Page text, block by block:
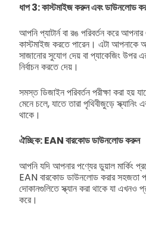
ধাপ 3: কাস্টমাইজ করুন এবং ডাউনলোড
আপনি প্যাটার্ন বা রঙ পরিবর্তন করে
কাস্টমাইজ করতে পারেন। এটা আপনাকে
সাজানোর সুযোগ দেয় বা প্যাকেজিং উপর
নির্বাচন করতে দেয়।
সমস্ত ডিজাইন পরিবর্তন পরীক্ষা করা
মেনে চলে, যাতে তারা পৃথিবীজুড়ে স্ক্যানিং
থাকে।
ঐচ্ছিক: EAN বারকোড ডাউনলোড করুন
আপনি যদি আপনার পণ্যের ডুয়াল মার্কিং
EAN বারকোড ডাউনলোড করার সহজতা
দোকানগুলিতে স্ক্যান করা থাকে যা এখনও
করে।